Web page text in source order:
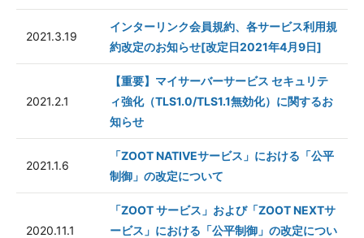
2021.3.19
インターリンク会員規約、各サービス利用規
約改定のお知らせ[改定日2021年4月9日]
2021.2.1
【重要】マイサーバーサービス セキュリテ
ィ強化（TLS1.0/TLS1.1無効化）に関するお
知らせ
2021.1.6
「ZOOT NATIVEサービス」における「公平
制御」の改定について
2020.11.1
「ZOOT サービス」および「ZOOT NEXTサ
ービス」における「公平制御」の改定につい